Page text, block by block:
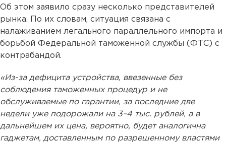
Об этом заявило сразу несколько представителей
рынка. По их словам, ситуация связана с
налаживанием легального параллельного импорта и
борьбой Федеральной таможенной службы (ФТС) с
контрабандой.
«Из-за дефицита устройства, ввезенные без
соблюдения таможенных процедур и не
обслуживаемые по гарантии, за последние две
недели уже подорожали на 3–4 тыс. рублей, а в
дальнейшем их цена, вероятно, будет аналогична
гаджетам, доставленным по разрешенному властями